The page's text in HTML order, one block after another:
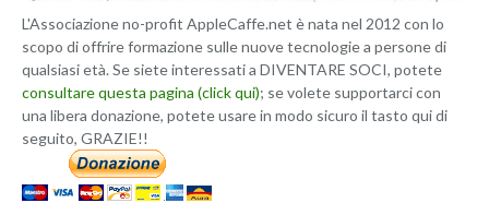
L'Associazione no-profit AppleCaffe.net è nata nel 2012 con lo
scopo di offrire formazione sulle nuove tecnologie a persone di
qualsiasi età. Se siete interessati a DIVENTARE SOCI, potete
consultare questa pagina (click qui); se volete supportarci con
una libera donazione, potete usare in modo sicuro il tasto qui di
seguito, GRAZIE!!